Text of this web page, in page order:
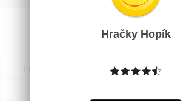
Podle názvu od A do Z
Podle
Hračky Hopík